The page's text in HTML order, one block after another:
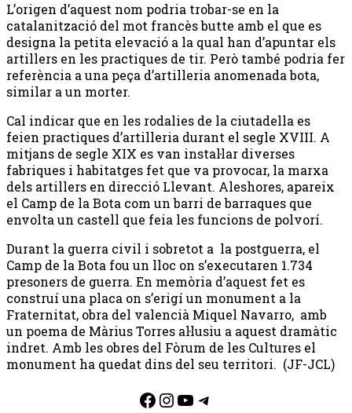
L’origen d’aquest nom podria trobar-se en la
catalanització del mot francès butte amb el que es
designa la petita elevació a la qual han d’apuntar els
artillers en les practiques de tir. Però també podria fer
referència a una peça d’artilleria anomenada bota,
similar a un morter.
Cal indicar que en les rodalies de la ciutadella es
feien practiques d’artilleria durant el segle XVIII. A
mitjans de segle XIX es van instal·lar diverses
fabriques i habitatges fet que va provocar, la marxa
dels artillers en direcció Llevant. Aleshores, apareix
el Camp de la Bota com un barri de barraques que
envolta un castell que feia les funcions de polvorí.
Durant la guerra civil i sobretot a la postguerra, el
Camp de la Bota fou un lloc on s’executaren 1.734
presoners de guerra. En memòria d’aquest fet es
construí una placa on s’erigí un monument a la
Fraternitat, obra del valencià Miquel Navarro, amb
un poema de Màrius Torres al·lusiu a aquest dramàtic
indret. Amb les obres del Fòrum de les Cultures el
monument ha quedat dins del seu territori. (JF-JCL)
Facebook
Instagram
YouTube
Telegram